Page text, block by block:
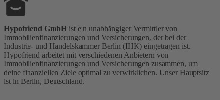
Hypofriend GmbH ist ein unabhängiger Vermittler von
Immobilienfinanzierungen und Versicherungen, der bei der
Industrie- und Handelskammer Berlin (IHK) eingetragen ist.
Hypofriend arbeitet mit verschiedenen Anbietern von
Immobilienfinanzierungen und Versicherungen zusammen, um
deine finanziellen Ziele optimal zu verwirklichen. Unser Hauptsitz
ist in Berlin, Deutschland.